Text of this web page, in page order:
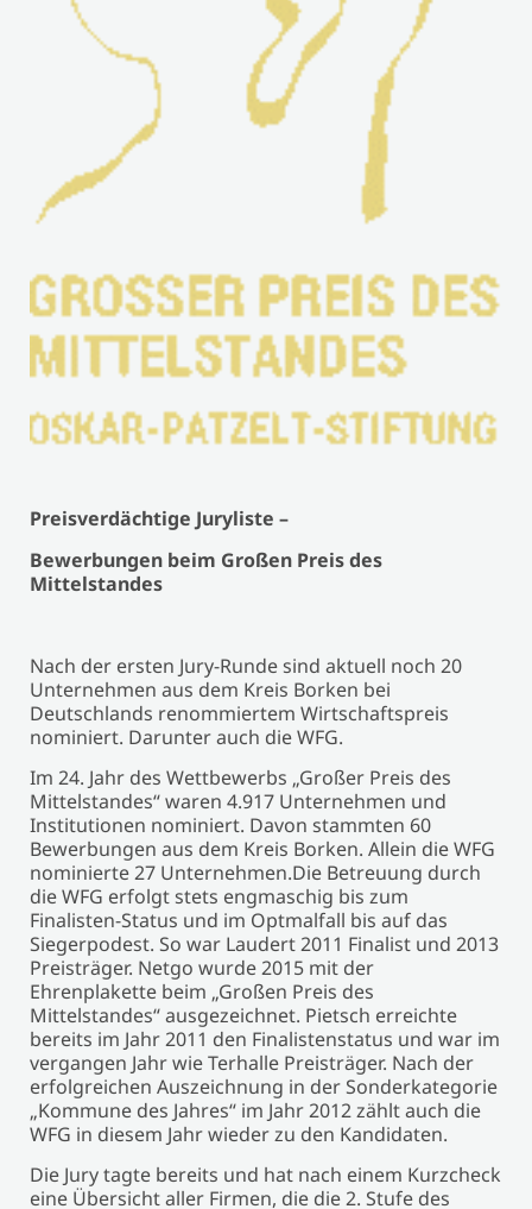
Preisverdächtige Juryliste –
Bewerbungen beim Großen Preis des
Mittelstandes
Nach der ersten Jury-Runde sind aktuell noch 20
Unternehmen aus dem Kreis Borken bei
Deutschlands renommiertem Wirtschaftspreis
nominiert. Darunter auch die WFG.
Im 24. Jahr des Wettbewerbs „Großer Preis des
Mittelstandes“ waren 4.917 Unternehmen und
Institutionen nominiert. Davon stammten 60
Bewerbungen aus dem Kreis Borken. Allein die WFG
nominierte 27 Unternehmen.Die Betreuung durch
die WFG erfolgt stets engmaschig bis zum
Finalisten-Status und im Optmalfall bis auf das
Siegerpodest. So war Laudert 2011 Finalist und 2013
Preisträger. Netgo wurde 2015 mit der
Ehrenplakette beim „Großen Preis des
Mittelstandes“ ausgezeichnet. Pietsch erreichte
bereits im Jahr 2011 den Finalistenstatus und war im
vergangen Jahr wie Terhalle Preisträger. Nach der
erfolgreichen Auszeichnung in der Sonderkategorie
„Kommune des Jahres“ im Jahr 2012 zählt auch die
WFG in diesem Jahr wieder zu den Kandidaten.
Die Jury tagte bereits und hat nach einem Kurzcheck
eine Übersicht aller Firmen, die die 2. Stufe des